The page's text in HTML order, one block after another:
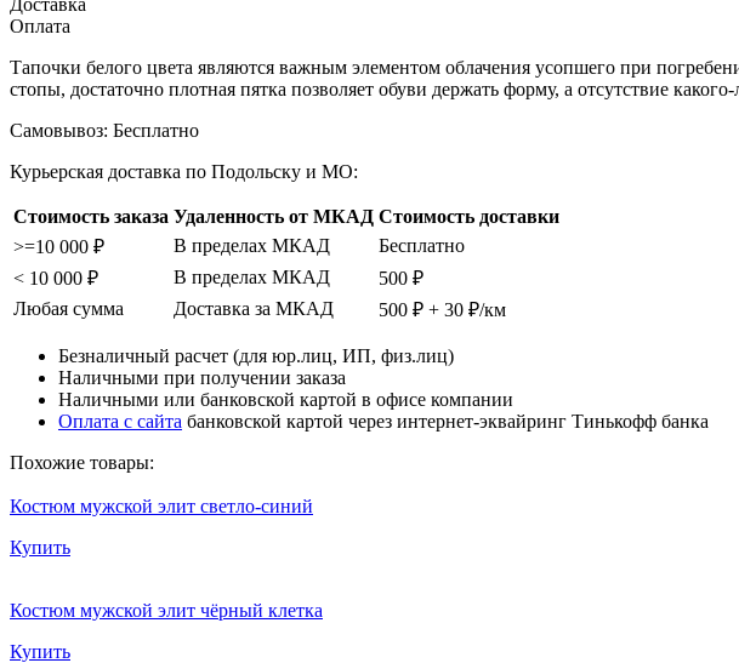
Оплата
Тапочки белого цвета являются важным элементом облачения усопшего при
стопы, достаточно плотная пятка позволяет обуви держать форму, а отсутствие
Самовывоз: Бесплатно
Курьерская доставка по Подольску и МО:
Стоимость заказа Удаленность от МКАД Стоимость доставки
>=10 000 ₽
В пределах МКАД
Бесплатно
< 10 000 ₽
В пределах МКАД
500 ₽
Любая сумма
Доставка за МКАД 500 ₽ + 30 ₽/км
Безналичный расчет (для юр.лиц, ИП, физ.лиц)
Наличными при получении заказа
Наличными или банковской картой в офисе компании
Оплата с сайта банковской картой через интернет-эквайринг Тинькофф банка
Похожие товары:
Костюм мужской элит светло-синий
Купить
Костюм мужской элит чёрный клетка
Купить